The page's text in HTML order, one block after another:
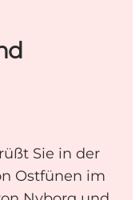
Sie in der
Ostfünen im